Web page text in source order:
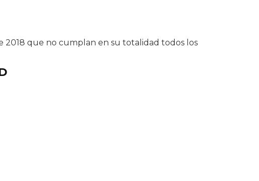
que no cumplan en su totalidad todos los